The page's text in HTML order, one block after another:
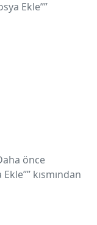
Ekle””
önce
kısmından